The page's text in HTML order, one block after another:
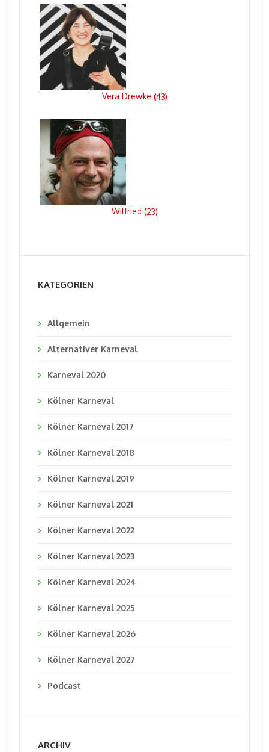
Vera Drewke (43)
Wilfried (23)
KATEGORIEN
Allgemein
Alternativer Karneval
Karneval 2020
Kölner Karneval
Kölner Karneval 2017
Kölner Karneval 2018
Kölner Karneval 2019
Kölner Karneval 2021
Kölner Karneval 2022
Kölner Karneval 2023
Kölner Karneval 2024
Kölner Karneval 2025
Kölner Karneval 2026
Kölner Karneval 2027
Podcast
ARCHIV